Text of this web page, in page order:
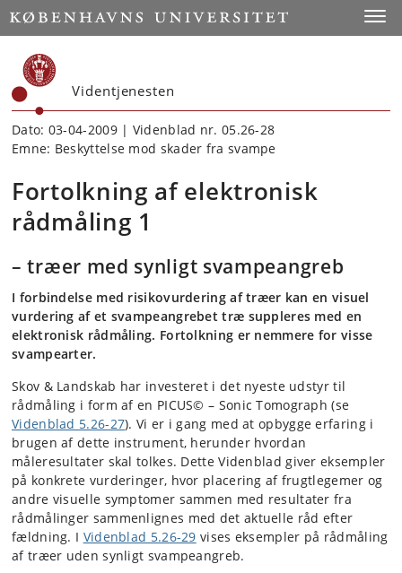
Start
Videntjenesten
Dato: 03-04-2009 | Videnblad nr. 05.26-28
Emne: Beskyttelse mod skader fra svampe
Fortolkning af elektronisk
rådmåling 1
– træer med synligt svampeangreb
I forbindelse med risikovurdering af træer kan en visuel
vurdering af et svampeangrebet træ suppleres med en
elektronisk rådmåling. Fortolkning er nemmere for visse
svampearter.
Skov & Landskab har investeret i det nyeste udstyr til
rådmåling i form af en PICUS© – Sonic Tomograph (se
Videnblad 5.26-27). Vi er i gang med at opbygge erfaring i
brugen af dette instrument, herunder hvordan
måleresultater skal tolkes. Dette Videnblad giver eksempler
på konkrete vurderinger, hvor placering af frugtlegemer og
andre visuelle symptomer sammen med resultater fra
rådmålinger sammenlignes med det aktuelle råd efter
fældning. I Videnblad 5.26-29 vises eksempler på rådmåling
af træer uden synligt svampeangreb.